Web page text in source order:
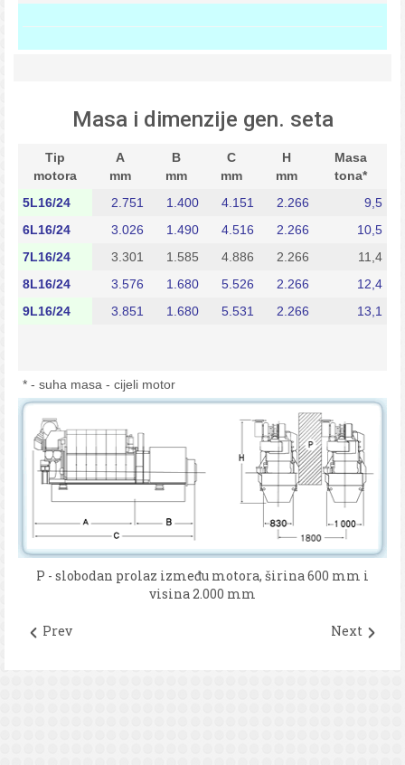
Masa i dimenzije gen. seta
Tip
motora
A
mm
B
mm
C
mm
H
mm
Masa
tona*
5L16/24
2.751 1.400 4.151 2.266
9,5
6L16/24
3.026 1.490 4.516 2.266
10,5
7L16/24
3.301 1.585 4.886 2.266
11,4
8L16/24
3.576 1.680 5.526 2.266
12,4
9L16/24
3.851 1.680 5.531 2.266 13,1
* - suha masa - cijeli motor
P - slobodan prolaz između motora, širina 600 mm i
visina 2.000 mm
Prev Next